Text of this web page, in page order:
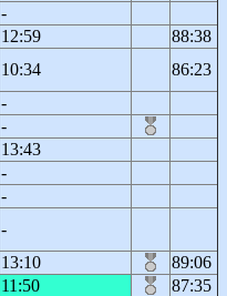
-
12:59
88:38
10:34
86:23
-
-
13:43
-
-
-
13:10
89:06
11:50
87:35